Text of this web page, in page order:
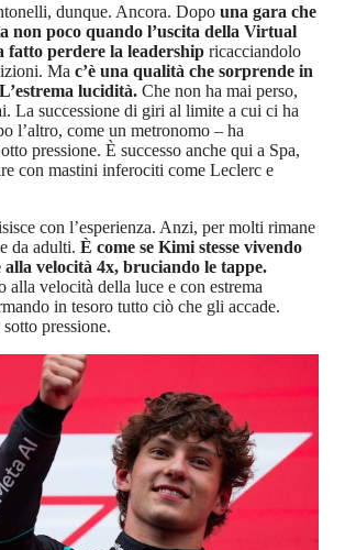
dunque. Ancora. Dopo una gara che
non poco quando l’uscita della Virtual
fatto perdere la leadership ricacciandolo
Ma c’è una qualità che sorprende in
lucidità. Che non ha mai perso,
La successione di giri al limite a cui ci ha
l’altro, come un metronomo – ha
pressione. È successo anche qui a Spa,
con mastini inferociti come Leclerc e
con l’esperienza. Anzi, per molti rimane
da adulti. È come se Kimi stesse vivendo
alla velocità 4x, bruciando le tappe.
alla velocità della luce e con estrema
in tesoro tutto ciò che gli accade.
pressione.